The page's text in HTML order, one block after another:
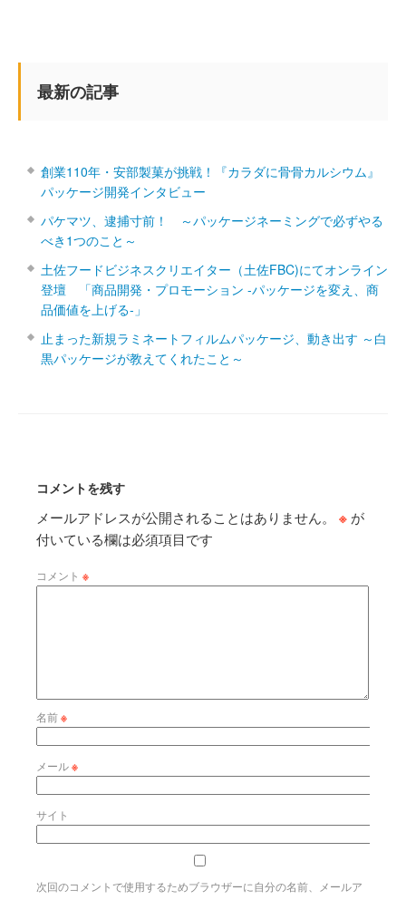
最新の記事
創業110年・安部製菓が挑戦！『カラダに骨骨カルシウム』
パッケージ開発インタビュー
パケマツ、逮捕寸前！ ～パッケージネーミングで必ずやる
べき1つのこと～
土佐フードビジネスクリエイター（土佐FBC)にてオンライン
登壇 「商品開発・プロモーション ‐パッケージを変え、商
品価値を上げる‐」
止まった新規ラミネートフィルムパッケージ、動き出す ～白
黒パッケージが教えてくれたこと～
コメントを残す
メールアドレスが公開されることはありません。 ※ が
付いている欄は必須項目です
コメント ※
名前※
メール※
サイト
次回のコメントで使用するためブラウザーに自分の名前、メールア